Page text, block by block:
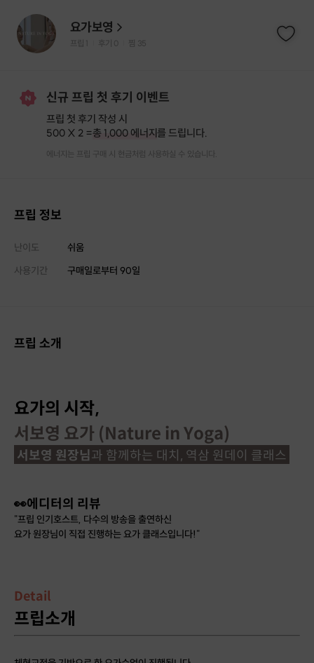
요가보영
프립 후기 0 찜 35
신규 프립 첫 후기 이벤트
프립 첫 후기 작성 시
500 X 2 =총 1,000 에너지를 드립니다.
에너지는 프립 구매 시 현금처럼 사용하실 수 있습니다.
프립 정보
난이도
쉬움
사용기간
구매일로부터 90일
프립 소개
요가의 시작,
서보영 요가 (Nature in Yoga)
서보영 원장님과 함께하는 대치, 역삼 원데이 클래스
👀에디터의 리뷰
"프립 인기호스트, 다수의 방송을 출연하신
요가 원장님이 직접 진행하는 요가 클래스입니다!"
Detail
프립소개